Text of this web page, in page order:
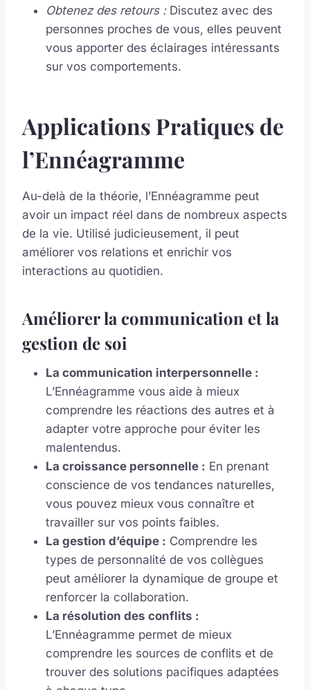
Obtenez des retours :Discutez avec des
personnes proches de vous, elles peuvent
vous apporter des éclairages intéressants
sur vos comportements.
Applications Pratiques de
l’Ennéagramme
Au-delà de la théorie, l’Ennéagramme peut
avoir un impact réel dans de nombreux aspects
de la vie. Utilisé judicieusement, il peut
améliorer vos relations et enrichir vos
interactions au quotidien.
Améliorer la communication et la
gestion de soi
La communication interpersonnelle :
L’Ennéagramme vous aide à mieux
comprendre les réactions des autres et à
adapter votre approche pour éviter les
malentendus.
La croissance personnelle : En prenant
conscience de vos tendances naturelles,
vous pouvez mieux vous connaître et
travailler sur vos points faibles.
La gestion d’équipe : Comprendre les
types de personnalité de vos collègues
peut améliorer la dynamique de groupe et
renforcer la collaboration.
La résolution des conflits :
L’Ennéagramme permet de mieux
comprendre les sources de conflits et de
trouver des solutions pacifiques adaptées